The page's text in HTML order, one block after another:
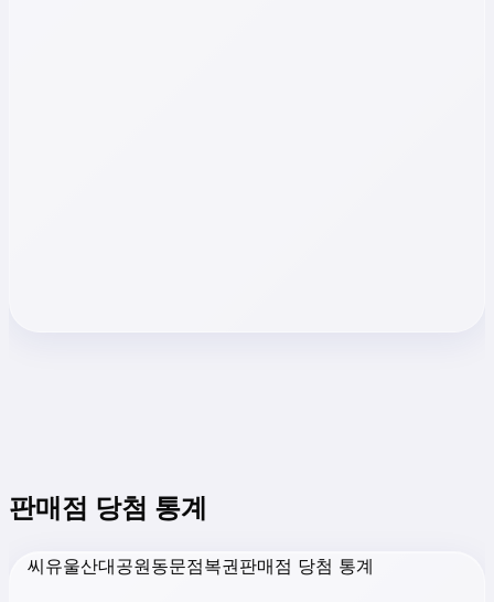
판매점 당첨 통계
씨유울산대공원동문점복권판매점 당첨 통계